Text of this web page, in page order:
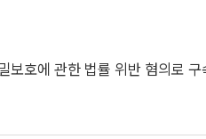
호에 관한 법률 위반 혐의로 구